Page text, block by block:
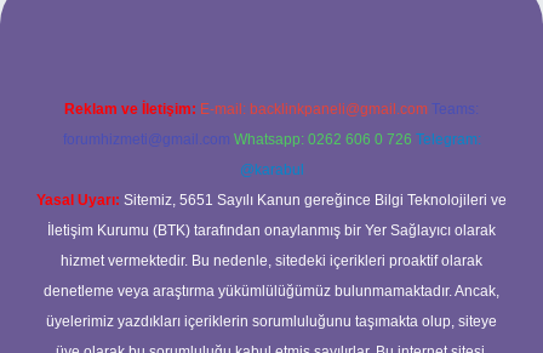
Reklam ve İletişim: E-mail: backlinkpaneli@gmail.com Teams:
forumhizmeti@gmail.com Whatsapp: 0262 606 0 726 Telegram:
@karabul
Yasal Uyarı: Sitemiz, 5651 Sayılı Kanun gereğince Bilgi Teknolojileri ve
İletişim Kurumu (BTK) tarafından onaylanmış bir Yer Sağlayıcı olarak
hizmet vermektedir. Bu nedenle, sitedeki içerikleri proaktif olarak
denetleme veya araştırma yükümlülüğümüz bulunmamaktadır. Ancak,
üyelerimiz yazdıkları içeriklerin sorumluluğunu taşımakta olup, siteye